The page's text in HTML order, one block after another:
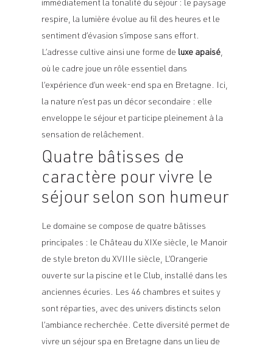
immédiatement la tonalité du séjour : le paysage
respire, la lumière évolue au fil des heures et le
sentiment d’évasion s’impose sans effort.
L’adresse cultive ainsi une forme de luxe apaisé,
où le cadre joue un rôle essentiel dans
l’expérience d’un week-end spa en Bretagne . Ici,
la nature n’est pas un décor secondaire : elle
enveloppe le séjour et participe pleinement à la
sensation de relâchement.
Quatre bâtisses de
caractère pour vivre le
séjour selon son humeur
Le domaine se compose de quatre bâtisses
principales : le Château du XIXe siècle, le Manoir
de style breton du XVIIIe siècle, L’Orangerie
ouverte sur la piscine et le Club, installé dans les
anciennes écuries. Les 46 chambres et suites y
sont réparties, avec des univers distincts selon
l’ambiance recherchée. Cette diversité permet de
vivre un séjour spa en Bretagne dans un lieu de